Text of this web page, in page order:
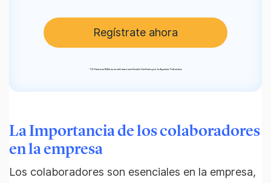
Regístrate ahora
*TS Facturas Billin es un software certificado Verifactu por la Agencia Tributaria.
La Importancia de los colaboradores
en la empresa
Los colaboradores son esenciales en la empresa,